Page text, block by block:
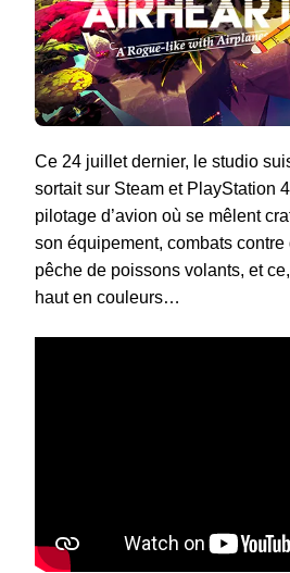
Ce 24 juillet dernier, le studio
sortait sur Steam et PlayStation
pilotage d’avion où se mêlent
son équipement, combats contre
pêche de poissons volants, et
haut en couleurs…